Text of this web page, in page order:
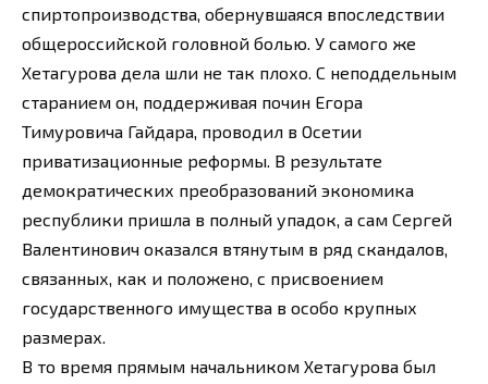
спиртопроизводства, обернувшаяся впоследствии
общероссийской головной болью. У самого же
Хетагурова дела шли не так плохо. С неподдельным
старанием он, поддерживая почин Егора
Тимуровича Гайдара, проводил в Осетии
приватизационные реформы. В результате
демократических преобразований экономика
республики пришла в полный упадок, а сам Сергей
Валентинович оказался втянутым в ряд скандалов,
связанных, как и положено, с присвоением
государственного имущества в особо крупных
размерах.
В то время прямым начальником Хетагурова был